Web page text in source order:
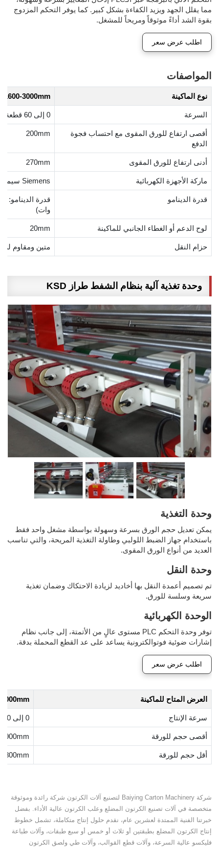
مما يقلل الجهد ويزيد الكفاءة بشكل كبير. كما يوفر التحكم المزدوج
بقوة الشد أداءً موثوقاً ومريحاً للمشغل.
اطلب عرض سعر
المواصفات
نوع الماكينة 1600-3000mm
السرعة 0 إلى 60 قطعة/ دقيقة
أقصى ارتفاع للورق المقوى مع احتساب فجوة
الدفع
200mm
أدنى ارتفاع للورق المقوى 270mm
ماركة الأجهزة الكهربائية Siemens سيمنز
قدرة الدينامو
وات)
لوح الدعم أو الغطاء الجانبي للماكينة 20mm
حزام النقل متين ومقاوم
وحدة تغذية آلية بنظام الشفط طراز KSD
وحدة التغذية
يمكن تعديل حجم الورق بسرعة وسهولة بواسطة مشغل واحد فقط
باستخدام جهاز الضبط اللولبي وطاولة التغذية المريحة، والتي تناسب
العديد من أنواع الورق المقوى.
وحدة النقل
تم تصميم أعمدة النقل بها أخاديد لزيادة الاحتكاك وضمان تغذية
سريعة وسلسة للورق.
الوحدة الكهربائية
توفر وحدة التحكم PLC مستوى عالٍ من الأتمتة، إلى جانب نظام
إشارات ضوئية فوتوالكترونية يساعد على عد القطع المحملة بدقة.
اطلب عرض سعر
العرض المتاح للماكينة
سرعة الإنتاج 0 إلى 60 لوح/ دقيقة
أقصى حجم للورقة
أقل حجم للورقة 300mm
شركة Baiying Carton Machinery لتصنيع آلات الكرتون شركة رائدة وموثوقة
متخصصة في آلات تصنيع الكرتون المضلع وعلب الكرتون عالية الأداء. بفضل
خبرتنا الفنية الممتدة لعشرين عام، نقدم حلول إنتاج متكاملة، تشمل خطوط
إنتاج الكرتون المضلع بطبقتين أو ثلاث أو خمس أو سبع طبقات، وآلات طباعة
فليكسو عالية السرعة، وآلات قطع القوالب، وآلات طي ولصق الكرتون